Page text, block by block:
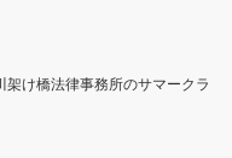
け橋法律事務所のサマークラ